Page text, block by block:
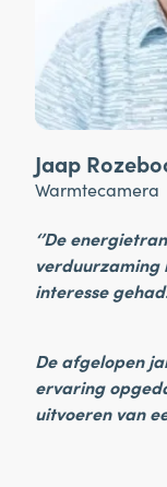
Jaap
Warmtecamera
‘’De
verduurzaming
interesse
De afgelopen
ervaring
uitvoeren van